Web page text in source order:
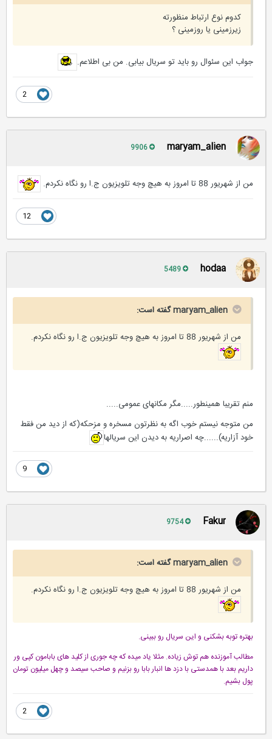
کدوم نوع ارتباط منظورته
زیرزمینی یا روزمینی ؟
جواب این سئوال رو باید تو سریال بیابی. من بی اطلاعم.
maryam_alien
من از شهریور 88 تا امروز به هیچ وجه تلویزیون ج.ا رو نگاه نکردم.
hodaa
maryam_alien گفته است:
من از شهریور 88 تا امروز به هیچ وجه تلویزیون ج.ا رو نگاه نکردم.
منم تقریبا همینطور.....مگر مکانهای عمومی.....
من متوجه نیستم خوب اگه به نظرتون مسخره و مزحکه(که از دید من فقط
خود آزاریه)......چه اصراریه به دیدن این سریالها
Fakur
maryam_alien گفته است:
من از شهریور 88 تا امروز به هیچ وجه تلویزیون ج.ا رو نگاه نکردم.
بهتره توبه بشکنی و این سریال رو ببینی.
مطالب آموزنده هم توش زیاده. مثلا یاد میده که چه جوری از کلید های بابامون کپی ور
داریم بعد با همدستی با دزد ها انبار بابا رو بزنیم و صاحب سیصد و چهل میلیون تومان
پول بشیم.